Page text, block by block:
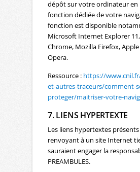
dépôt sur votre ordinateur en
fonction dédiée de votre
fonction est disponible
Microsoft Internet Explorer
Chrome, Mozilla Firefox,
Opera.
Ressource : https://
et-autres-traceurs/comment-
proteger/maitriser-votre-
7. LIENS HYPERTEXTE
Les liens hypertextes
renvoyant à un site Internet
sauraient engager la
PREAMBULES.